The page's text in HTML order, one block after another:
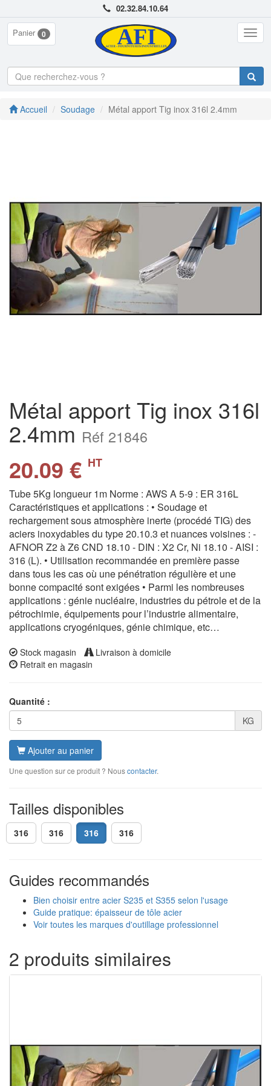
02.32.84.10.64
Panier 0
Accueil Soudage Métal apport Tig inox 316l 2.4mm
Métal apport Tig inox 316l
2.4mm Réf 21846
20.09 € HT
Tube 5Kg longueur 1m Norme : AWS A 5-9 : ER 316L
Caractéristiques et applications : • Soudage et
rechargement sous atmosphère inerte (procédé TIG) des
aciers inoxydables du type 20.10.3 et nuances voisines : -
AFNOR Z2 à Z6 CND 18.10 - DIN : X2 Cr, Ni 18.10 - AISI :
316 (L). • Utilisation recommandée en première passe
dans tous les cas où une pénétration régulière et une
bonne compacité sont exigées • Parmi les nombreuses
applications : génie nucléaire, industries du pétrole et de la
pétrochimie, équipements pour l’industrie alimentaire,
applications cryogéniques, génie chimique, etc…
Stock magasin
Livraison à domicile
Retrait en magasin
Quantité :
KG
Ajouter au panier
Une question sur ce produit ? Nouscontacter.
Tailles disponibles
316 316 316 316
Guides recommandés
Bien choisir entre acier S235 et S355 selon l'usage
Guide pratique: épaisseur de tôle acier
Voir toutes les marques d'outillage professionnel
2 produits similaires